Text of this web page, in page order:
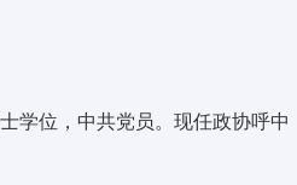
学位，中共党员。现任政协呼中